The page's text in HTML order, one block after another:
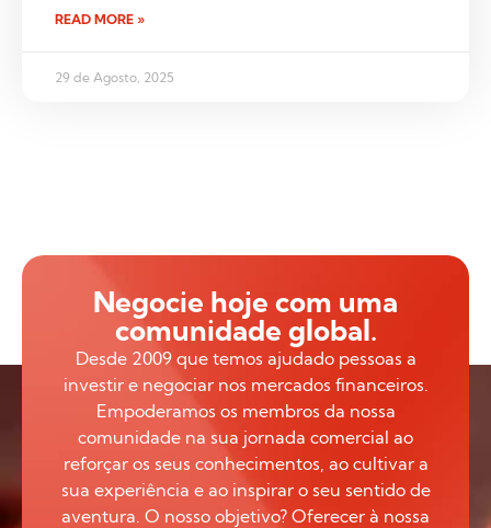
READ MORE »
29 de Agosto, 2025
Negocie hoje com uma
comunidade global.
Desde 2009 que temos ajudado pessoas a
investir e negociar nos mercados financeiros.
Empoderamos os membros da nossa
comunidade na sua jornada comercial ao
reforçar os seus conhecimentos, ao cultivar a
sua experiência e ao inspirar o seu sentido de
aventura. O nosso objetivo? Oferecer à nossa